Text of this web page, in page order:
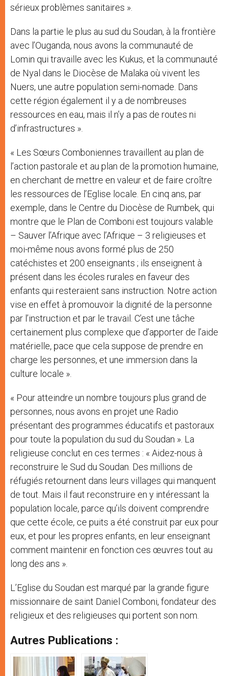
sérieux problèmes sanitaires ».
Dans la partie le plus au sud du Soudan, à la frontière
avec l’Ouganda, nous avons la communauté de
Lomin qui travaille avec les Kukus, et la communauté
de Nyal dans le Diocèse de Malaka où vivent les
Nuers, une autre population semi-nomade. Dans
cette région également il y a de nombreuses
ressources en eau, mais il n’y a pas de routes ni
d’infrastructures ».
« Les Sœurs Comboniennes travaillent au plan de
l’action pastorale et au plan de la promotion humaine,
en cherchant de mettre en valeur et de faire croître
les ressources de l’Eglise locale. En cinq ans, par
exemple, dans le Centre du Diocèse de Rumbek, qui
montre que le Plan de Comboni est toujours valable
– Sauver l’Afrique avec l’Afrique – 3 religieuses et
moi-même nous avons formé plus de 250
catéchistes et 200 enseignants ; ils enseignent à
présent dans les écoles rurales en faveur des
enfants qui resteraient sans instruction. Notre action
vise en effet à promouvoir la dignité de la personne
par l’instruction et par le travail. C’est une tâche
certainement plus complexe que d’apporter de l’aide
matérielle, pace que cela suppose de prendre en
charge les personnes, et une immersion dans la
culture locale ».
« Pour atteindre un nombre toujours plus grand de
personnes, nous avons en projet une Radio
présentant des programmes éducatifs et pastoraux
pour toute la population du sud du Soudan ». La
religieuse conclut en ces termes : « Aidez-nous à
reconstruire le Sud du Soudan. Des millions de
réfugiés retournent dans leurs villages qui manquent
de tout. Mais il faut reconstruire en y intéressant la
population locale, parce qu’ils doivent comprendre
que cette école, ce puits a été construit par eux pour
eux, et pour les propres enfants, en leur enseignant
comment maintenir en fonction ces œuvres tout au
long des ans ».
L’Eglise du Soudan est marqué par la grande figure
missionnaire de saint Daniel Comboni, fondateur des
religieux et des religieuses qui portent son nom.
Autres Publications :